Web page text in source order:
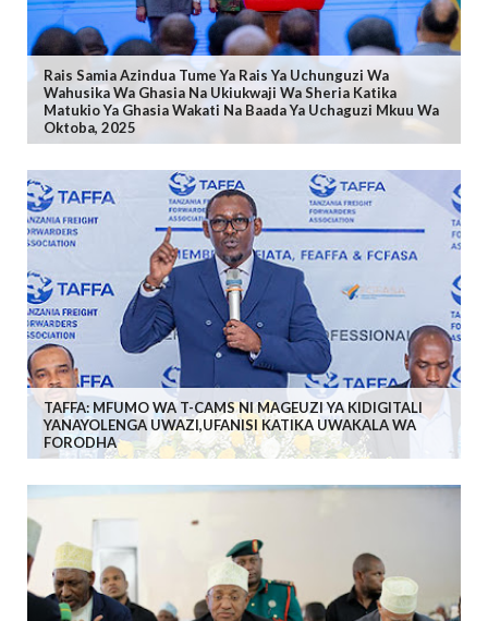
Rais Samia Azindua Tume Ya Rais Ya Uchunguzi Wa
Wahusika Wa Ghasia Na Ukiukwaji Wa Sheria Katika
Matukio Ya Ghasia Wakati Na Baada Ya Uchaguzi Mkuu Wa
Oktoba, 2025
TAFFA: MFUMO WA T-CAMS NI MAGEUZI YA KIDIGITALI
YANAYOLENGA UWAZI,UFANISI KATIKA UWAKALA WA
FORODHA